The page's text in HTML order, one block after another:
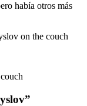
había otros más